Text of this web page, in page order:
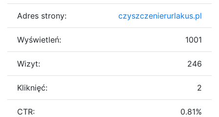
Adres strony: czyszczenierurlakus.pl
Wyświetleń: 1001
Wizyt: 246
Kliknięć: 2
CTR: 0.81%